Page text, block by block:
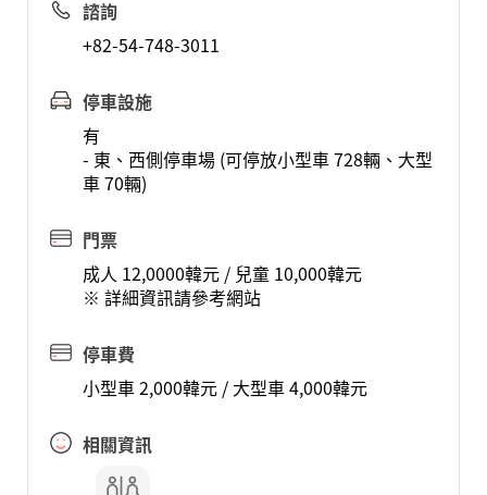
諮詢
+82-54-748-3011
停車設施
有
- 東、西側停車場 (可停放小型車 728輛、大型
車 70輛)
門票
成人 12,0000韓元 / 兒童 10,000韓元
※ 詳細資訊請參考網站
停車費
小型車 2,000韓元 / 大型車 4,000韓元
相關資訊